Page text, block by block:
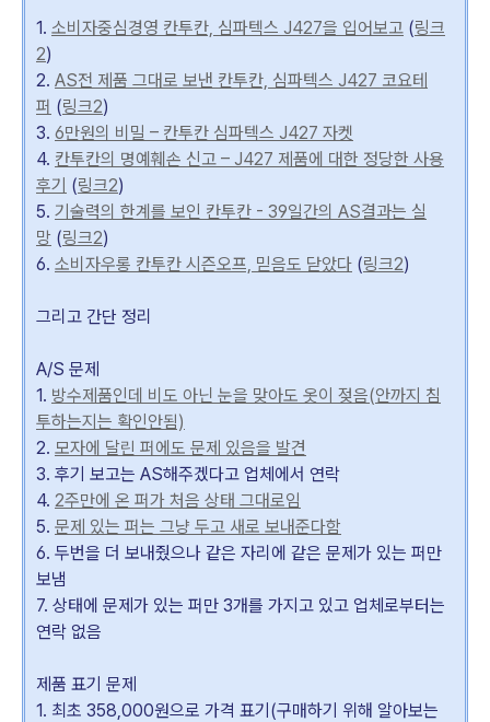
1. 소비자중심경영 칸투칸, 심파텍스 J427을 입어보고 (링크
2)
2. AS전 제품 그대로 보낸 칸투칸, 심파텍스 J427 코요테
퍼 (링크2)
3. 6만원의 비밀 – 칸투칸 심파텍스 J427 자켓
4. 칸투칸의 명예훼손 신고 – J427 제품에 대한 정당한 사용
후기 (링크2)
5. 기술력의 한계를 보인 칸투칸 - 39일간의 AS결과는 실
망 (링크2)
6. 소비자우롱 칸투칸 시즌오프, 믿음도 닫았다 (링크2)
그리고 간단 정리
A/S 문제
1. 방수제품인데 비도 아닌 눈을 맞아도 옷이 젖음(안까지 침
투하는지는 확인안됨)
2. 모자에 달린 퍼에도 문제 있음을 발견
3. 후기 보고는 AS해주겠다고 업체에서 연락
4. 2주만에 온 퍼가 처음 상태 그대로임
5. 문제 있는 퍼는 그냥 두고 새로 보내준다함
6. 두번을 더 보내줬으나 같은 자리에 같은 문제가 있는 퍼만
보냄
7. 상태에 문제가 있는 퍼만 3개를 가지고 있고 업체로부터는
연락 없음
제품 표기 문제
1. 최초 358,000원으로 가격 표기(구매하기 위해 알아보는